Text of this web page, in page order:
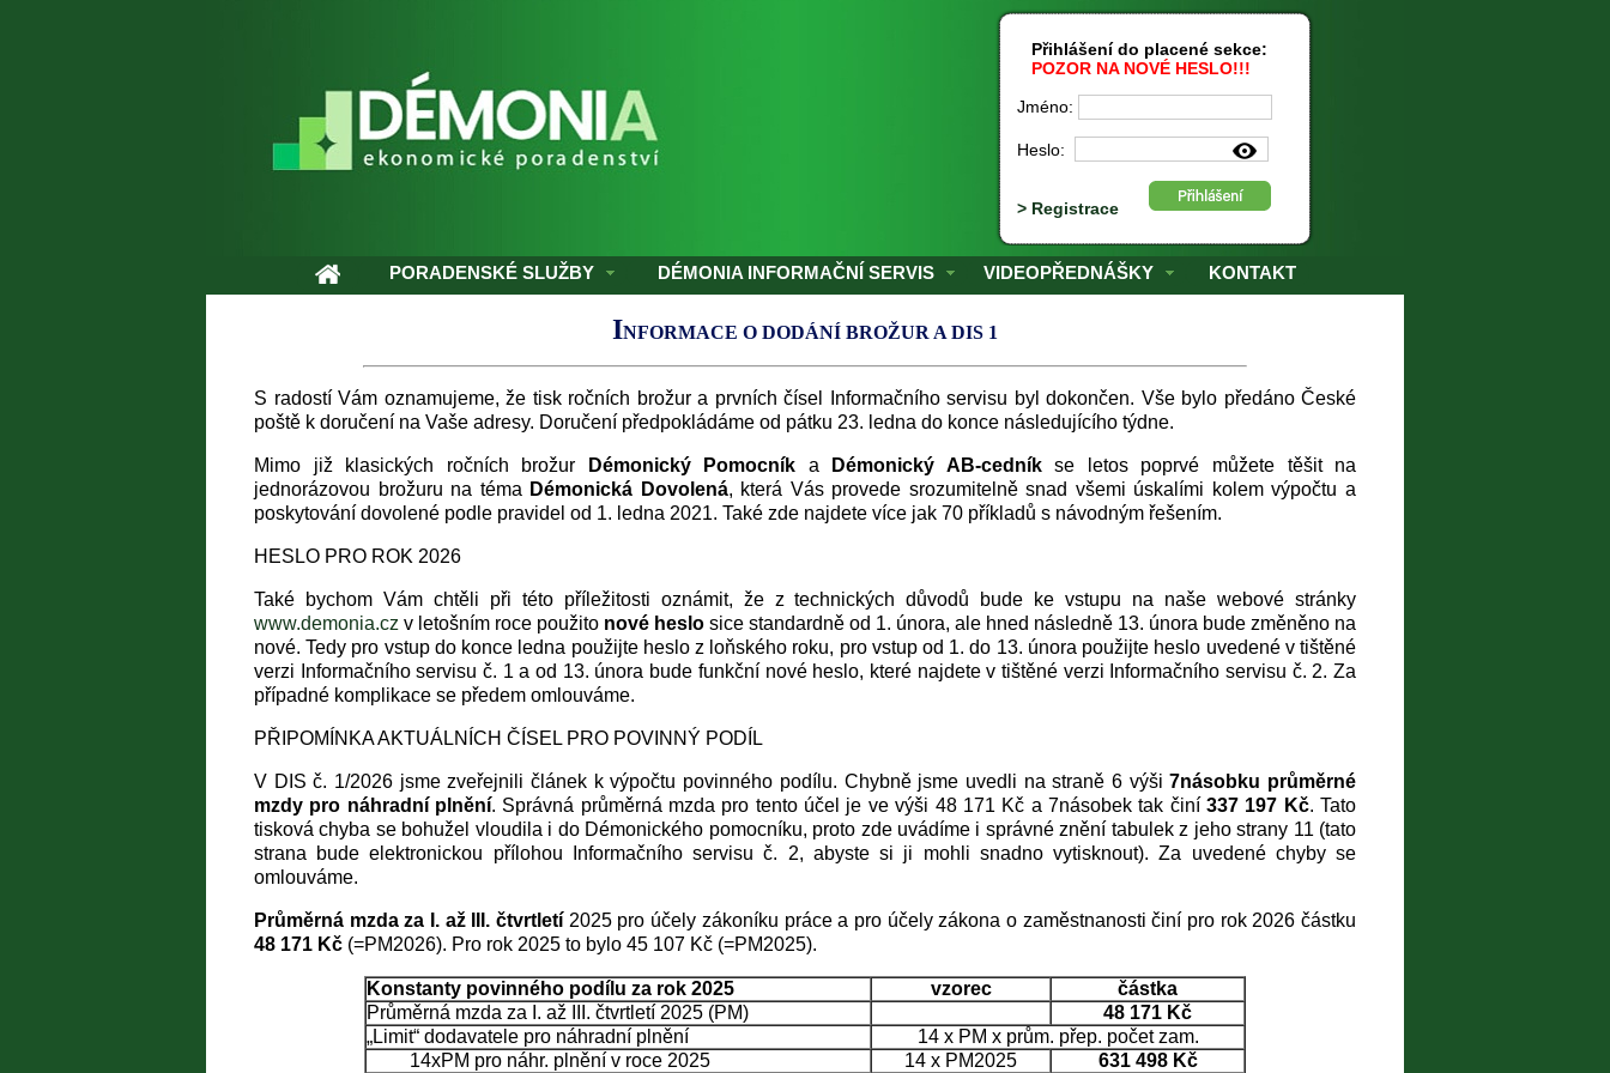
Přihlášení do placené sekce:
POZOR NA NOVÉ HESLO!!!
Jméno:
Heslo:
> Registrace
PORADENSKÉ SLUŽBY DÉMONIA INFORMAČNÍ SERVIS VIDEOPŘEDNÁŠKY KONTAKT
INFORMACE O DODÁNÍ BROŽUR A DIS 1
S radostí Vám oznamujeme, že tisk ročních brožur a prvních čísel Informačního servisu byl dokončen. Vše bylo předáno České
poště k doručení na Vaše adresy. Doručení předpokládáme od pátku 23. ledna do konce následujícího týdne.
Mimo již klasických ročních brožur Démonický Pomocník a Démonický AB-cedníkse letos poprvé můžete těšit na
jednorázovou brožuru na téma Démonická Dovolená, která Vás provede srozumitelně snad všemi úskalími kolem výpočtu a
poskytování dovolené podle pravidel od 1. ledna 2021. Také zde najdete více jak 70 příkladů s návodným řešením.
HESLO PRO ROK 2026
Také bychom Vám chtěli při této příležitosti oznámit, že z technických důvodů bude ke vstupu na naše webové stránky
www.demonia.cz v letošním roce použito nové heslo sice standardně od 1. února, ale hned následně 13. února bude změněno na
nové. Tedy pro vstup do konce ledna použijte heslo z loňského roku, pro vstup od 1. do 13. února použijte heslo uvedené v tištěné
verzi Informačního servisu č. 1 a od 13. února bude funkční nové heslo, které najdete v tištěné verzi Informačního servisu č. 2. Za
případné komplikace se předem omlouváme.
PŘIPOMÍNKA AKTUÁLNÍCH ČÍSEL PRO POVINNÝ PODÍL
V DIS č. 1/2026 jsme zveřejnili článek k výpočtu povinného podílu. Chybně jsme uvedli na straně 6 výši7násobku průměrné
mzdy pro náhradní plnění. Správná průměrná mzda pro tento účel je ve výši 48 171 Kč a 7násobek tak činí 337 197 Kč. Tato
tisková chyba se bohužel vloudila i do Démonického pomocníku, proto zde uvádíme i správné znění tabulek z jeho strany 11 (tato
strana bude elektronickou přílohou Informačního servisu č. 2, abyste si ji mohli snadno vytisknout). Za uvedené chyby se
omlouváme.
Průměrná mzda za I. až III. čtvrtletí 2025 pro účely zákoníku práce a pro účely zákona o zaměstnanosti činí pro rok 2026 částku
48 171 Kč (=PM2026). Pro rok 2025 to bylo 45 107 Kč (=PM2025).
Konstanty povinného podílu za rok 2025 vzorec
částka
Průměrná mzda za I. až III. čtvrtletí 2025 (PM)
48 171 Kč
„Limit“ dodavatele pro náhradní plnění
14 x PM x prům. přep. počet zam.
14xPM pro náhr. plnění v roce 2025
14 x PM2025 631 498 Kč